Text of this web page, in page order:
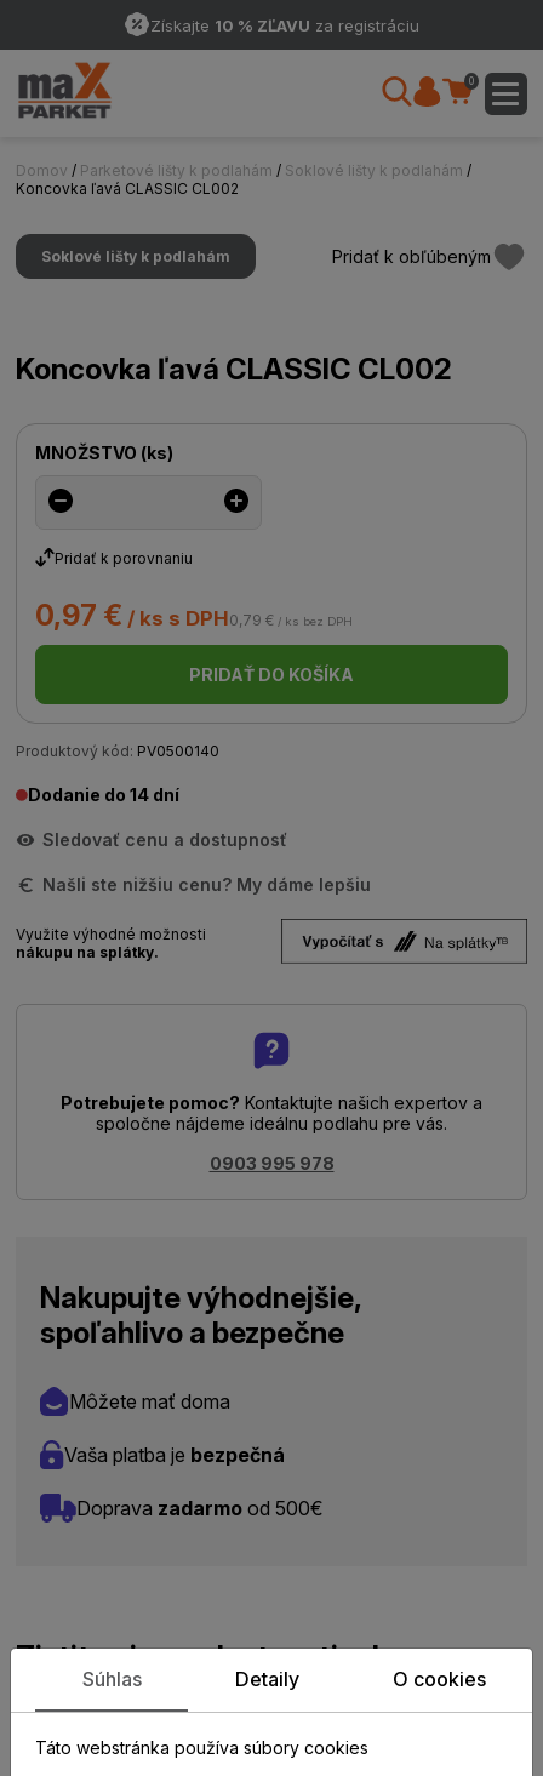
Získajte 10 % ZĽAVU za registráciu
0
Domov / Parketové lišty k podlahám / Soklové lišty k podlahám /
Koncovka ľavá CLASSIC CL002
Soklové lišty k podlahám Pridať k obľúbeným
Koncovka ľavá CLASSIC CL002
MNOŽSTVO (ks)
Pridať k porovnaniu
0,97 € / ks s DPH0,79 € / ks bez DPH
PRIDAŤ DO KOŠÍKA
Produktový kód: PV0500140
Dodanie do 14 dní
Sledovať cenu a dostupnosť
Našli ste nižšiu cenu? My dáme lepšiu
Využite výhodné možnosti
nákupu na splátky.
Potrebujete pomoc? Kontaktujte našich expertov a
spoločne nájdeme ideálnu podlahu pre vás.
0903 995 978
Nakupujte výhodnejšie,
spoľahlivo a bezpečne
Môžete mať doma
Vaša platba je bezpečná
Doprava zadarmo od 500€
Zistite viac o vlastnostiach
produktu
Súhlas Detaily O cookies
Táto webstránka používa súbory cookies